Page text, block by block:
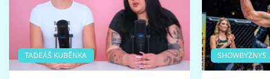
TADEÁŠ KUBĚNKA SHOWBYZNYS